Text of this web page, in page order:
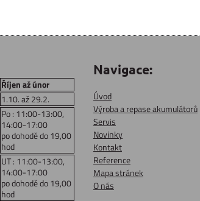
Říjen až únor
1.10. až 29.2.
Po : 11:00-13:00,
14:00-17:00
po dohodě do 19,00
hod
UT : 11:00-13:00,
14:00-17:00
po dohodě do 19,00
hod
Navigace:
Úvod
Výroba a repase akumulátorů
Servis
Novinky
Kontakt
Reference
Mapa stránek
O nás